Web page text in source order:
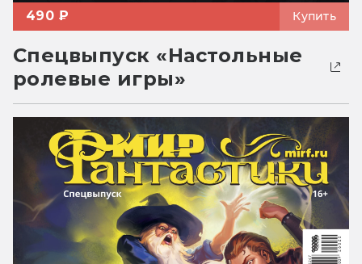
490 ₽ Купить
Спецвыпуск «Настольные
ролевые игры»